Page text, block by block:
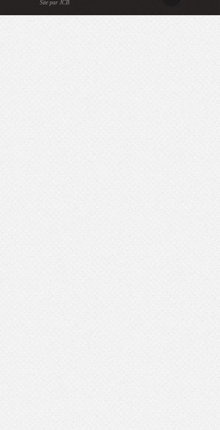
Site par JCB